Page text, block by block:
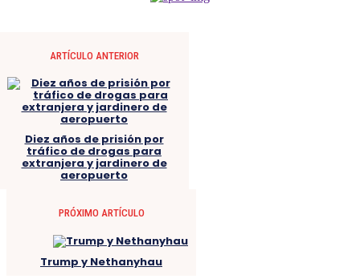
ARTÍCULO ANTERIOR
Diez años de prisión por
tráfico de drogas para
extranjera y jardinero de
aeropuerto
PRÓXIMO ARTÍCULO
Trump y Nethanyhau